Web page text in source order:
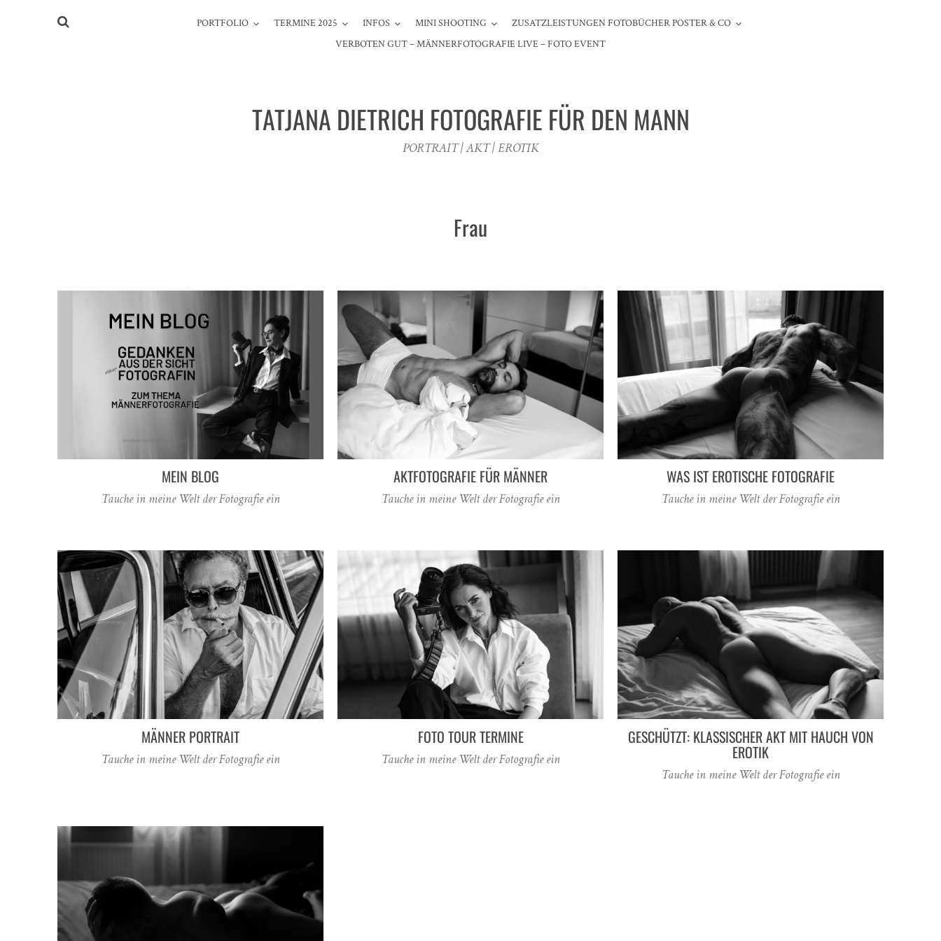
PORTFOLIO TERMINE 2025 INFOS MINI SHOOTING
ZUSATZLEISTUNGEN FOTOBÜCHER POSTER & CO
VERBOTEN GUT – MÄNNERFOTOGRAFIE LIVE – FOTO EVENT
TATJANA DIETRICH FOTOGRAFIE FÜR DEN MANN
PORTRAIT | AKT | EROTIK
Frau
MEIN BLOG
Tauche in meine Welt der Fotografie ein
AKTFOTOGRAFIE FÜR MÄNNER
Tauche in meine Welt der Fotografie ein
WAS IST EROTISCHE FOTOGRAFIE
Tauche in meine Welt der Fotografie ein
MÄNNER PORTRAIT
Tauche in meine Welt der Fotografie ein
FOTO TOUR TERMINE
Tauche in meine Welt der Fotografie ein
GESCHÜTZT: KLASSISCHER AKT MIT HAUCH VON
EROTIK
Tauche in meine Welt der Fotografie ein